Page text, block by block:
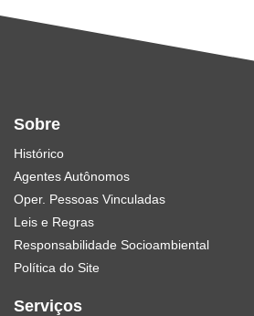
Sobre
Histórico
Agentes Autônomos
Oper. Pessoas Vinculadas
Leis e Regras
Responsabilidade Socioambiental
Política do Site
Serviços